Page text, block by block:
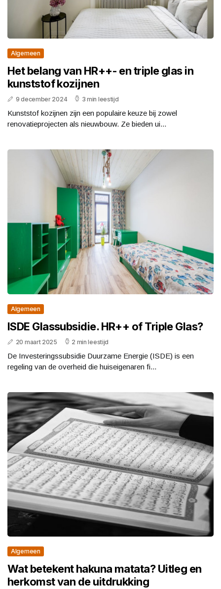
Algemeen
Het belang van HR++- en triple glas in
kunststof kozijnen
9 december 2024 3 min leestijd
Kunststof kozijnen zijn een populaire keuze bij zowel
renovatieprojecten als nieuwbouw. Ze bieden ui...
Algemeen
ISDE Glassubsidie. HR++ of Triple Glas?
20 maart 2025 2 min leestijd
De Investeringssubsidie Duurzame Energie (ISDE) is een
regeling van de overheid die huiseigenaren fi...
Algemeen
Wat betekent hakuna matata? Uitleg en
herkomst van de uitdrukking